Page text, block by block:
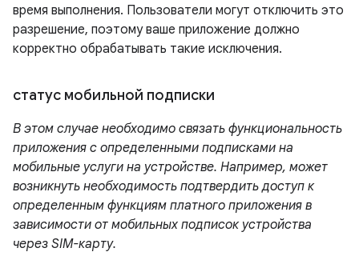
время выполнения. Пользователи могут отключить это
разрешение, поэтому ваше приложение должно
корректно обрабатывать такие исключения.
статус мобильной подписки
В этом случае необходимо связать функциональность
приложения с определенными подписками на
мобильные услуги на устройстве. Например, может
возникнуть необходимость подтвердить доступ к
определенным функциям платного приложения в
зависимости от мобильных подписок устройства
через SIM-карту.